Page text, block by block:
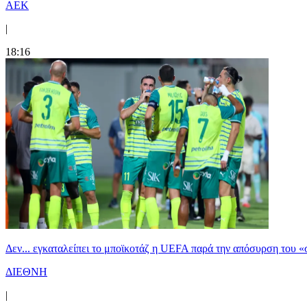
ΑΕΚ
|
18:16
Δεν... εγκαταλείπει το μποϊκοτάζ η UEFA παρά την απόσυρση του
ΔΙΕΘΝΗ
|